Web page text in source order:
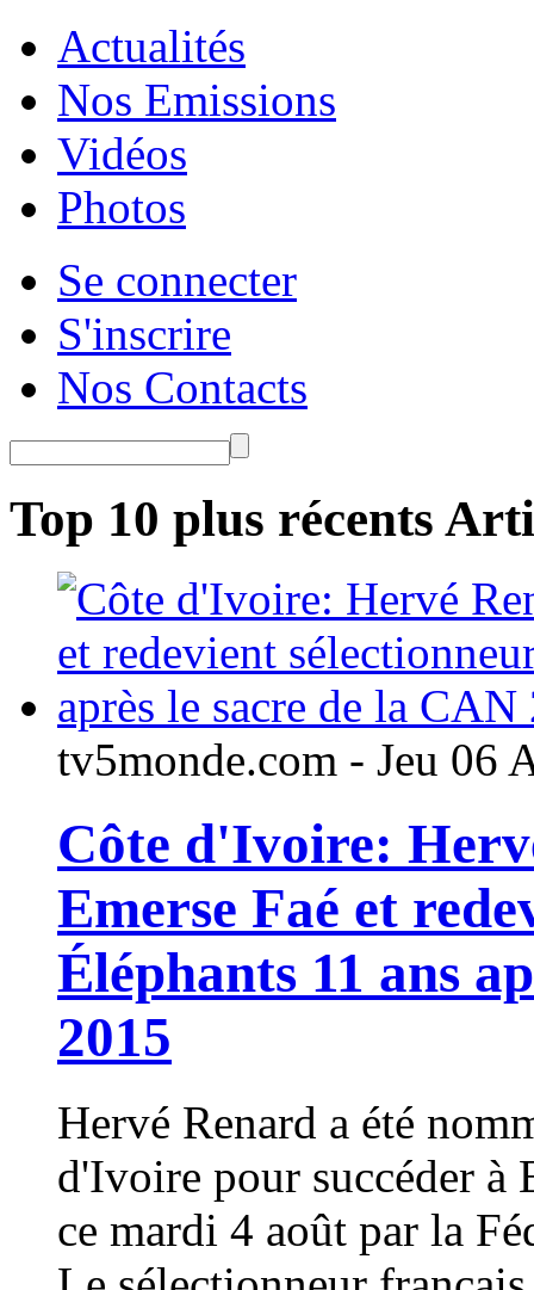
Actualités
Nos Emissions
Vidéos
Photos
Se connecter
S'inscrire
Nos Contacts
Top 10 plus récents
tv5monde.com - Jeu 06
Côte d'Ivoire:
Emerse Faé et
Éléphants 11 ans
2015
Hervé Renard a été
d'Ivoire pour succéder à
ce mardi 4 août par la